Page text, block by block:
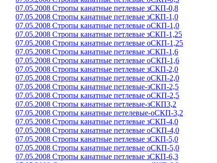
07.05.2008 Стропы канатные петлевые зСКП-0,8
07.05.2008 Стропы канатные петлевые зСКП-1,0
07.05.2008 Стропы канатные петлевые оСКП-1,0
07.05.2008 Стропы канатные петлевые зСКП-1,25
07.05.2008 Стропы канатные петлевые оСКП-1,25
07.05.2008 Стропы канатные петлевые зСКП-1,6
07.05.2008 Стропы канатные петлевые оСКП-1,6
07.05.2008 Стропы канатные петлевые зСКП-2,0
07.05.2008 Стропы канатные петлевые оСКП-2,0
07.05.2008 Стропы канатные петлевые-зСКП-2,5
07.05.2008 Стропы канатные петлевые оСКП-2,5
07.05.2008 Стропы канатные петлевые-зСКП3,2
07.05.2008 Стропы канатные петелевые-оСКП-3,2
07.05.2008 Стропы канатные петлевые зСКП-4,0
07.05.2008 Стропы канатные петлевые оСКП-4,0
07.05.2008 Стропы канатные петлевые зСКП-5,0
07.05.2008 Стропы канатные петлевые оСКП-5,0
07.05.2008 Стропы канатные петлевые зСКП-6,3